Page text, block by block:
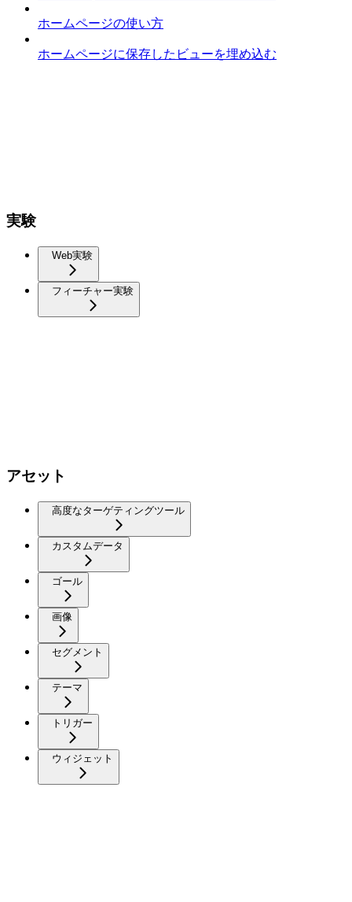
ホームページの使い方
ホームページに保存したビューを埋め込む
実験
Web実験
フィーチャー実験
アセット
高度なターゲティングツール
カスタムデータ
ゴール
画像
セグメント
テーマ
トリガー
ウィジェット